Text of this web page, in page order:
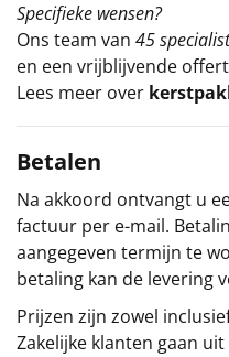
Specifieke wensen?
Ons team van 45
en een vrijblijvende
Lees meer over
Betalen
Na akkoord ontvangt u
factuur per e-mail.
aangegeven termijn te
betaling kan de levering
Prijzen zijn zowel
Zakelijke klanten gaan